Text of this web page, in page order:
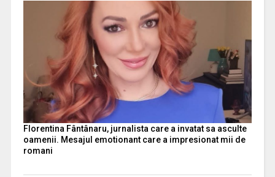
Florentina Fântânaru, jurnalista care a invatat sa asculte
oamenii. Mesajul emotionant care a impresionat mii de
romani